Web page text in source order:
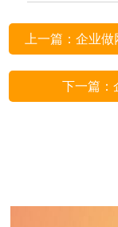
下一篇：